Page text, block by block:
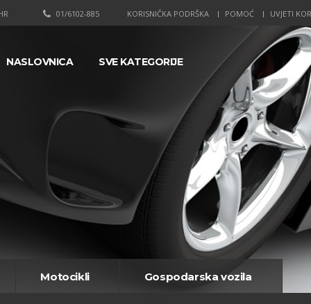
KORISNIČKA PODRŠKA POMOĆ UVJETI
01/6102-885
NASLOVNICA SVE KATEGORIJE
Motocikli Gospodarska vozila